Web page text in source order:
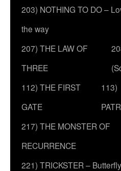
203) NOTHING TO DO –
the way
207) THE LAW OF
THREE
112) THE FIRST
GATE
113)
217) THE MONSTER OF
RECURRENCE
221) TRICKSTER – Butterfly